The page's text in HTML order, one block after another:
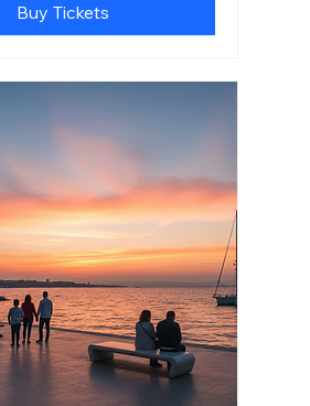
Buy Tickets